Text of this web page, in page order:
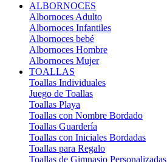
ALBORNOCES
Albornoces Adulto
Albornoces Infantiles
Albornoces bebé
Albornoces Hombre
Albornoces Mujer
TOALLAS
Toallas Individuales
Juego de Toallas
Toallas Playa
Toallas con Nombre Bordado
Toallas Guardería
Toallas con Iniciales Bordadas
Toallas para Regalo
Toallas de Gimnasio Personalizadas